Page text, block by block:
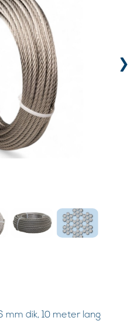
›
dik, 10 meter lang